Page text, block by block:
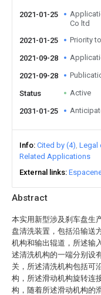
Abstract
本实用新型涉及刹车盘生
盘清洗装置，包括沿输送
机构和输出辊道，所述输
述清洗机构的一端分别设
关，所述清洗机构包括可
构，所述滑动机构旋转连
构，随着所述滑动机构的
2021-01-25
Co ltd
2021-01-25
Priority
2021-09-28
2021-09-28
Status Active
2031-01-25
Info Cited by (4) Legal
Related Applications
External links